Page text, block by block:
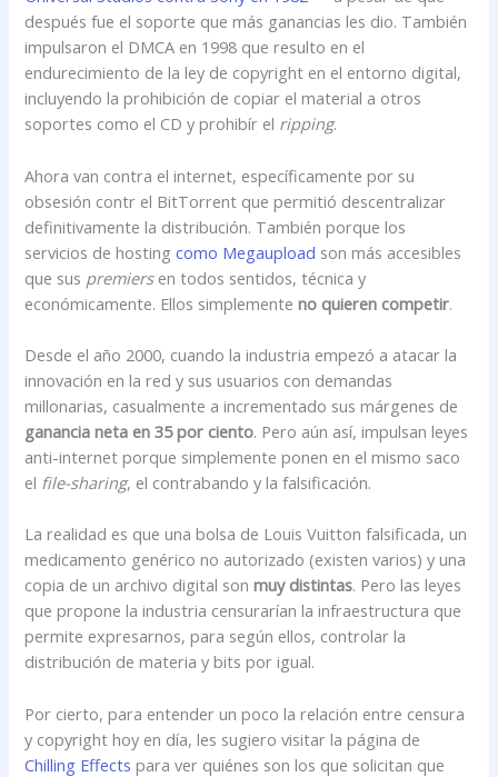
después fue el soporte que más ganancias les dio. También
impulsaron el DMCA en 1998 que resulto en el
endurecimiento de la ley de copyright en el entorno digital,
incluyendo la prohibición de copiar el material a otros
soportes como el CD y prohibír el ripping.
Ahora van contra el internet, específicamente por su
obsesión contr el BitTorrent que permitió descentralizar
definitivamente la distribución. También porque los
servicios de hostingcomo Megaupload son más accesibles
que sus premiersen todos sentidos, técnica y
económicamente. Ellos simplementeno quieren competir.
Desde el año 2000, cuando la industria empezó a atacar la
innovación en la red y sus usuarios con demandas
millonarias, casualmente a incrementado sus márgenes de
ganancia neta en 35 por ciento. Pero aún así, impulsan leyes
anti-internet porque simplemente ponen en el mismo saco
el file-sharing, el contrabando y la falsificación.
La realidad es que una bolsa de Louis Vuitton falsificada, un
medicamento genérico no autorizado (existen varios) y una
copia de un archivo digital sonmuy distintas. Pero las leyes
que propone la industria censurarían la infraestructura que
permite expresarnos, para según ellos, controlar la
distribución de materia y bits por igual.
Por cierto, para entender un poco la relación entre censura
y copyright hoy en día, les sugiero visitar la página de
Chilling Effects para ver quiénes son los que solicitan que